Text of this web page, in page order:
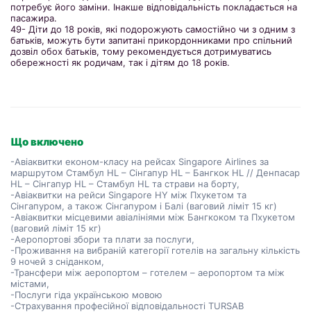
потребує його заміни. Інакше відповідальність покладається на
пасажира.
49- Діти до 18 років, які подорожують самостійно чи з одним з
батьків, можуть бути запитані прикордонниками про спільний
дозвіл обох батьків, тому рекомендується дотримуватись
обережності як родичам, так і дітям до 18 років.
Що включено
-Авіаквитки економ-класу на рейсах Singapore Airlines за
маршрутом Стамбул HL – Сінгапур HL – Бангкок HL // Денпасар
HL – Сінгапур HL – Стамбул HL та страви на борту,
-Авіаквитки на рейси Singapore HY між Пхукетом та
Сінгапуром, а також Сінгапуром і Балі (ваговий ліміт 15 кг)
-Авіаквитки місцевими авіалініями між Бангкоком та Пхукетом
(ваговий ліміт 15 кг)
-Аеропортові збори та плати за послуги,
-Проживання на вибраній категорії готелів на загальну кількість
9 ночей з сніданком,
-Трансфери між аеропортом – готелем – аеропортом та між
містами,
-Послуги гіда українською мовою
-Страхування професійної відповідальності TURSAB